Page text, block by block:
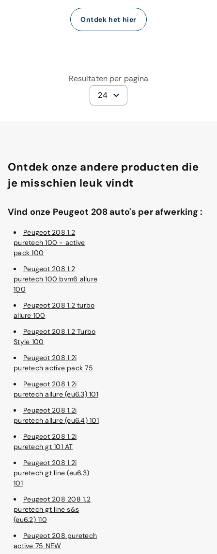
Ontdek het hier
Resultaten per pagina
24
Ontdek onze andere producten die
je misschien leuk vindt
Vind onze Peugeot 208 auto's per afwerking :
Peugeot 208 1.2
puretech 100 - active
pack 100
Peugeot 208 1.2
puretech 100 bvm6 allure
100
Peugeot 208 1.2 turbo
allure 100
Peugeot 208 1.2 Turbo
Style 100
Peugeot 208 1.2i
puretech active pack 75
Peugeot 208 1.2i
puretech allure (eu6.3) 101
Peugeot 208 1.2i
puretech allure (eu6.4) 101
Peugeot 208 1.2i
puretech gt 101 AT
Peugeot 208 1.2i
puretech gt line (eu6.3)
101
Peugeot 208 208 1.2
puretech gt line s&s
(eu6.2) 110
Peugeot 208 puretech
active 75 NEW